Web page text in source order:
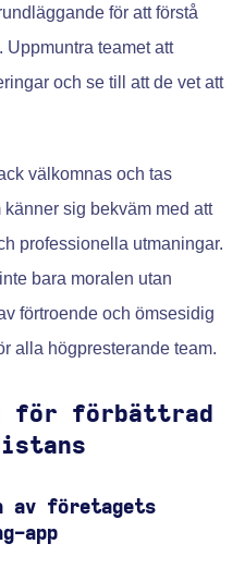
för att förstå
Uppmuntra teamet att
och se till att de vet att
välkomnas och tas
sig bekväm med att
professionella utmaningar.
bara moralen utan
förtroende och ömsesidig
alla högpresterande team.
för förbättrad
av företagets
app